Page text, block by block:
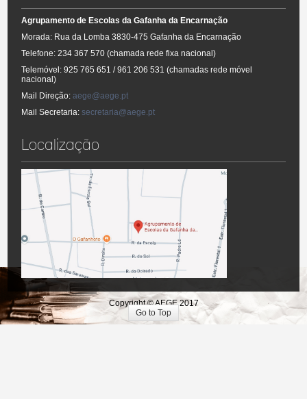
Agrupamento de Escolas da Gafanha da Encarnação
Morada: Rua da Lomba 3830-475 Gafanha da Encarnação
Telefone: 234 367 570 (chamada rede fixa nacional)
Telemóvel: 925 765 651 / 961 206 531 (chamadas rede móvel
nacional)
Mail Direção:aege@aege.pt
Mail Secretaria:secretaria@aege.pt
Localização
Copyright © AEGE 2017
Go to Top